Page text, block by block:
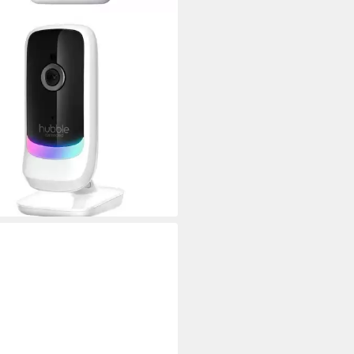
Babyphone Nursery Pal
2,8 Zoll Diagonaler
UVP 149,99 €
- in 2-3 Werktagen bei dir